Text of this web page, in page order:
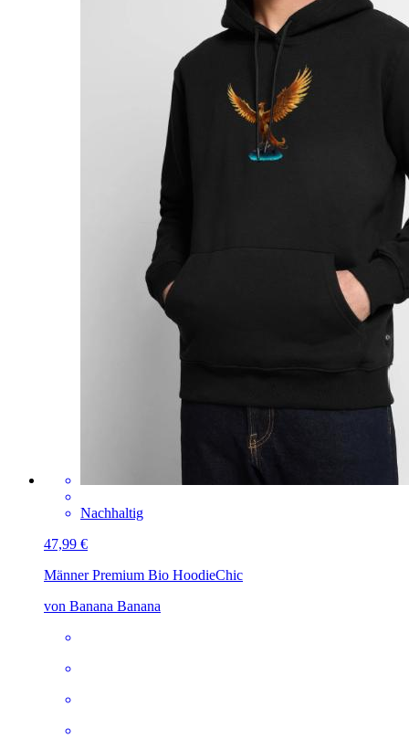
Nachhaltig
47,99 €
Männer Premium Bio HoodieChic
von Banana Banana